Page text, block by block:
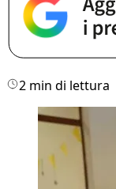
2 min di lettura